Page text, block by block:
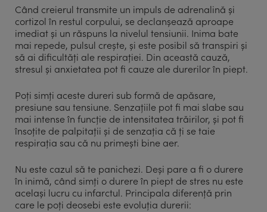
Când creierul transmite un impuls de adrenalină și
cortizol în restul corpului, se declanșează aproape
imediat și un răspuns la nivelul tensiunii. Inima bate
mai repede, pulsul crește, și este posibil să transpiri și
să ai dificultăți ale respirației. Din această cauză,
stresul și anxietatea pot fi cauze ale durerilor în piept.
Poți simți aceste dureri sub formă de apăsare,
presiune sau tensiune. Senzațiile pot fi mai slabe sau
mai intense în funcție de intensitatea trăirilor, și pot fi
însoțite de palpitații și de senzația că ți se taie
respirația sau că nu primești bine aer.
Nu este cazul să te panichezi. Deși pare a fi o durere
în inimă, când simți o durere în piept de stres nu este
același lucru cu infarctul. Principala diferență prin
care le poți deosebi este evoluția durerii: